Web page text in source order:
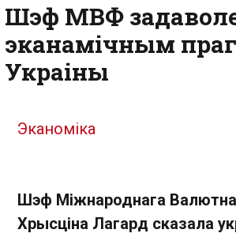
Шэф МВФ
эканамічным
Украіны
Эканоміка
Шэф Міжнароднага
Хрысціна Лагард сказала